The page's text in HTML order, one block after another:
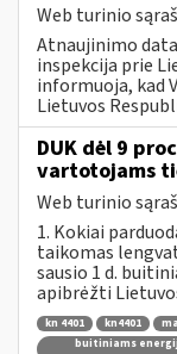
Web turinio
Atnaujinimo
inspekcija prie
informuoja, kad
Lietuvos
DUK dėl 9
vartotojams
Web turinio
1. Kokiai
taikomas
sausio 1 d.
apibrėžti
kn 4401 kn4401
buitiniams